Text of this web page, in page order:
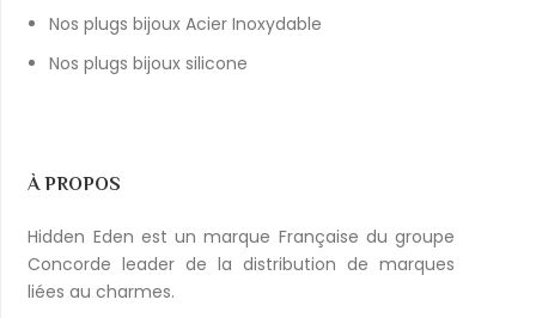
Nos plugs bijoux Acier Inoxydable
Nos plugs bijoux silicone
À PROPOS
Hidden Eden est un marque Française du groupe
Concorde leader de la distribution de marques
liées au charmes.